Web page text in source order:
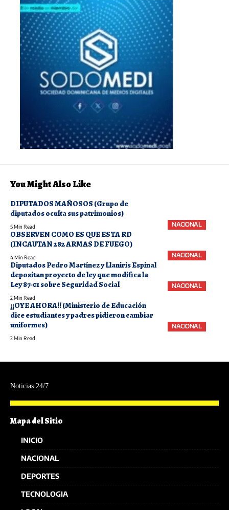
You Might Also Like
NACIONAL
DIPUTADOS MAÑOSOS (Grupo de
diputados oculta sus patrimonios)
5 Min Read
NACIONAL
OBSERVEN COMO ES QUE ESTA RD
(INCAUTAN 282 ARMAS DE FUEGO)
4 Min Read
NACIONAL
Diputados Pedro Martínez y Llaniris Espinal
depositan proyecto de ley que modifica la
Ley 87-01 sobre Seguridad Social
2 Min Read
NACIONAL
¡¡OYE AHORA!! (Ministerio de Educación
dice estudiantes y padres pidieron cambiar
uniformes)
2 Min Read
Noticias 24/7
Mapa del Sitio
INICIO
NACIONAL
DEPORTES
TECNOLOGIA